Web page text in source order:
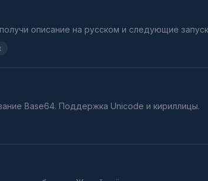
описание на русском и следующие
Base64. Поддержка Unicode и кириллицы.